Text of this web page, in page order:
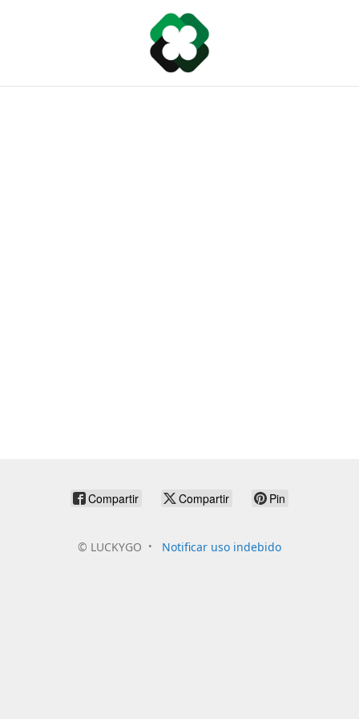
Compartir Compartir Pin
© LUCKYGO Notificar uso indebido